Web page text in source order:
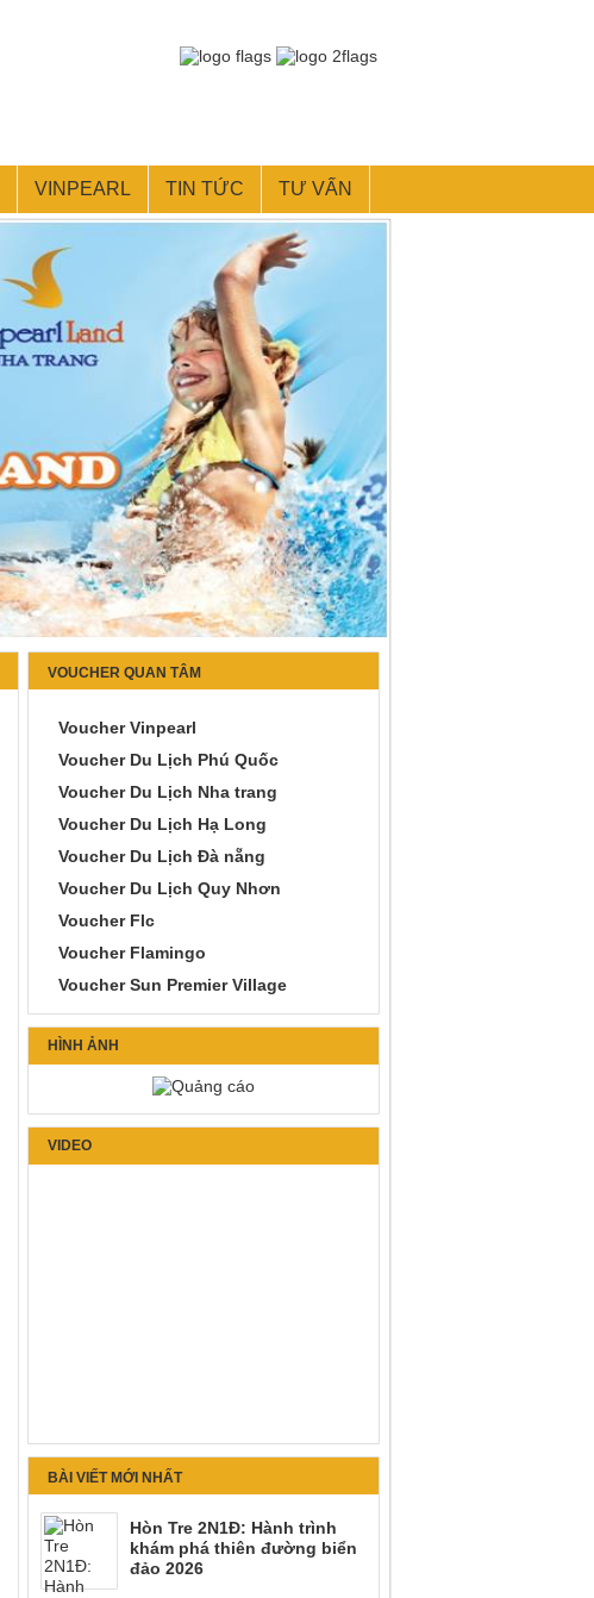
VINPEARL TIN TỨC TƯ VẤN
VOUCHER QUAN TÂM
Voucher Vinpearl
Voucher Du Lịch Phú Quốc
Voucher Du Lịch Nha trang
Voucher Du Lịch Hạ Long
Voucher Du Lịch Đà nẵng
Voucher Du Lịch Quy Nhơn
Voucher Flc
Voucher Flamingo
Voucher Sun Premier Village
HÌNH ẢNH
VIDEO
BÀI VIẾT MỚI NHẤT
Hòn Tre 2N1Đ: Hành trình
khám phá thiên đường biển
đảo 2026